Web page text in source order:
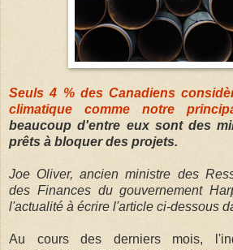
Seuls 4 % des Canadiens
climatique comme notre
beaucoup d'entre eux sont des
prêts à bloquer des projets.
Joe Oliver, ancien ministre des
des Finances du gouvernement
l'actualité à écrire l'article ci-dessous
Au cours des derniers mois,